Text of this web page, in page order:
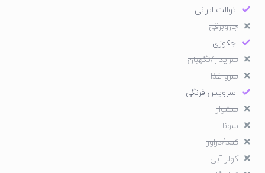
توالت ایرانی
جاروبرقی
جکوزی
سرایدار/نگهبان
سرو غذا
سرویس فرنگی
سشوار
سونا
کمد/دراور
کولر آبی